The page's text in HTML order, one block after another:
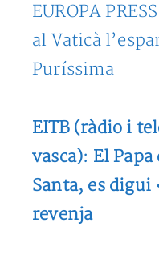
EUROPA
al Vaticà
Puríssima
EITB (ràdio i
vasca): El
Santa, es
revenja